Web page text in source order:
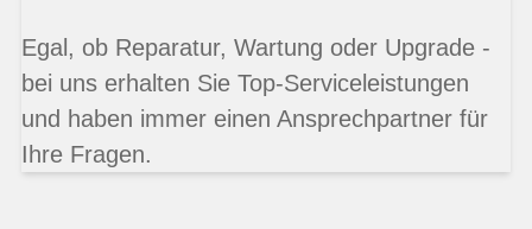
Egal, ob Reparatur, Wartung oder Upgrade -
bei uns erhalten Sie Top-Serviceleistungen
und haben immer einen Ansprechpartner für
Ihre Fragen.